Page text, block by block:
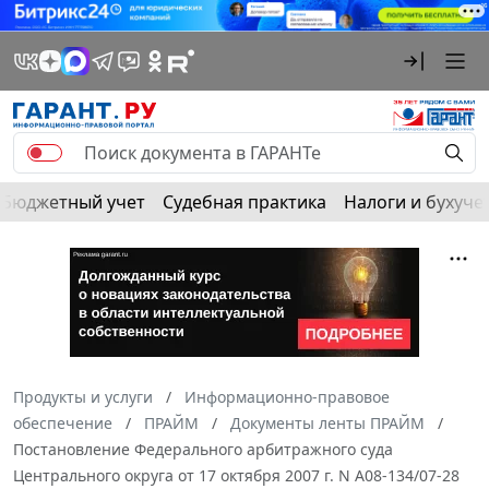
Бюджетный учет Судебная практика Налоги и
Продукты и услуги
Информационно-правовое
обеспечение
ПРАЙМ
Документы ленты ПРАЙМ
Постановление Федерального арбитражного суда
Центрального округа от 17 октября 2007 г. N А08-134/07-28